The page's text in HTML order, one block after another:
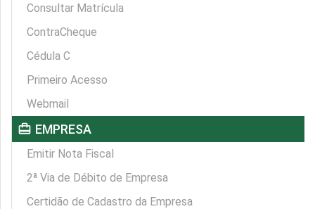
Consultar Matrícula
ContraCheque
Cédula C
Primeiro Acesso
Webmail
card_travel EMPRESA
Emitir Nota Fiscal
2ª Via de Débito de Empresa
Certidão de Cadastro da Empresa